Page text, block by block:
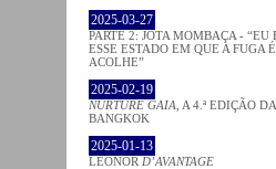
2025-03-27
PARTE 2: JOTA MOMBAÇA - “EU
ESSE ESTADO EM QUE A FUGA
ACOLHE”
2025-02-19
NURTURE GAIA , A 4.ª EDIÇÃO
BANGKOK
2025-01-13
LEONOR D’AVANTAGE